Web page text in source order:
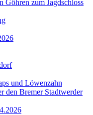
Göhren zum Jagdschloss
und Löwenzahn
den Bremer Stadtwerder